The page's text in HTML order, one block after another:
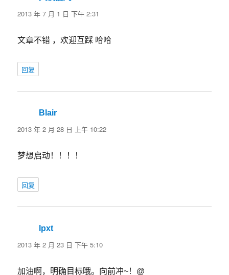
道：
2013 年 7 月 1 日 下午 2:31
文章不错 ，欢迎互踩 哈哈
回复
Blair
道：
2013 年 2 月 28 日 上午 10:22
梦想启动！！！！
回复
lpxt
道：
2013 年 2 月 23 日 下午 5:10
加油啊，明确目标哦。向前冲~！@